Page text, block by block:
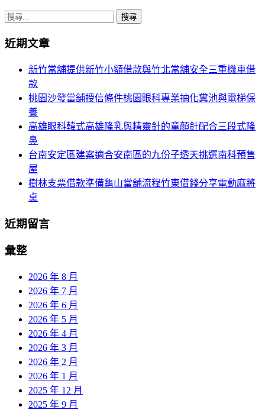
搜
關
近期文章
新竹當舖提供新竹小額借款與竹北當舖安全三重機車借
款
桃園沙發當舖授信條件桃園眼科專業抽化糞池與電梯保
養
高雄眼科韓式高雄隆乳與精靈針的童顏針配合三段式隆
鼻
台南安定區建案適合安南區的九份子透天挑選南科預售
屋
樹林支票借款準備龜山當舖流程竹東借錢分享電動麻將
桌
近期留言
彙整
2026 年 8 月
2026 年 7 月
2026 年 6 月
2026 年 5 月
2026 年 4 月
2026 年 3 月
2026 年 2 月
2026 年 1 月
2025 年 12 月
2025 年 9 月